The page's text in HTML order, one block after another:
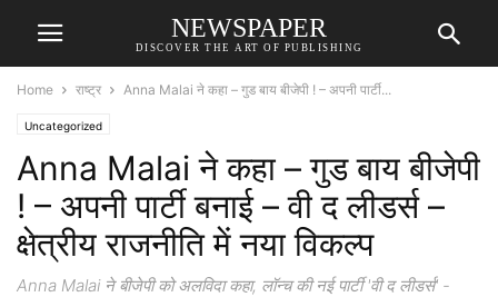
NEWSPAPER
DISCOVER THE ART OF PUBLISHING
Home राष्ट्र Anna Malai ने कहा – गुड बाय बीजेपी ! – अपनी पार्टी...
Uncategorized
Anna Malai ने कहा – गुड बाय बीजेपी
! – अपनी पार्टी बनाई – वी द लीडर्स –
क्षेत्रीय राजनीति में नया विकल्प
Anna Malai ने बीजेपी को अलविदा कहा, लॉन्च की नई पार्टी 'वी द लीडर्स' -